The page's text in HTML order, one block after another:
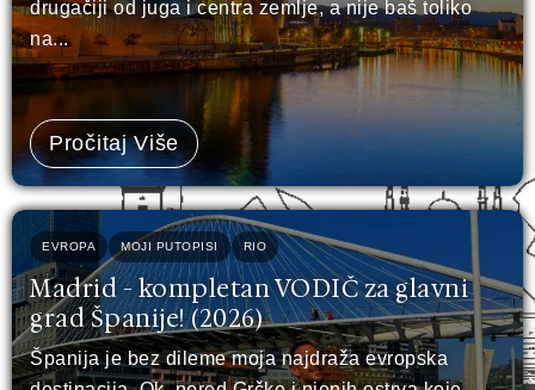
drugačiji od juga i centra zemlje, a nije baš toliko
na...
Pročitaj Više
EVROPA MOJI PUTOPISI RIO
Madrid - kompletan VODIČ za glavni
grad Španije! (2026)
Španija je bez dileme moja najdraža evropska